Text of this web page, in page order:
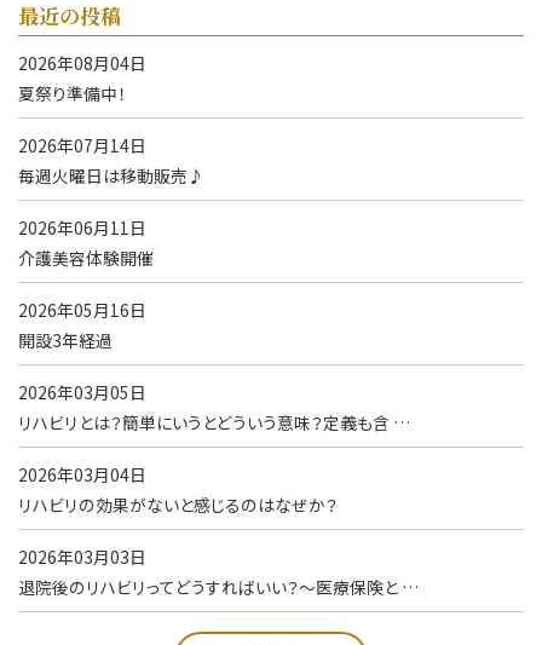
最近の投稿
2026年08月04日
夏祭り準備中！
2026年07月14日
毎週火曜日は移動販売♪
2026年06月11日
介護美容体験開催
2026年05月16日
開設3年経過
2026年03月05日
リハビリとは？簡単にいうとどういう意味？定義も含 …
2026年03月04日
リハビリの効果がないと感じるのはなぜか？
2026年03月03日
退院後のリハビリってどうすればいい？～医療保険と …